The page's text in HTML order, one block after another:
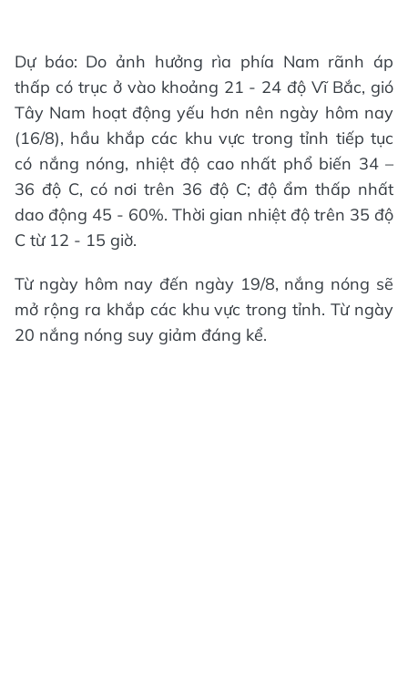
Dự báo: Do ảnh hưởng rìa phía Nam rãnh áp
thấp có trục ở vào khoảng 21 - 24 độ Vĩ Bắc, gió
Tây Nam hoạt động yếu hơn nên ngày hôm nay
(16/8), hầu khắp các khu vực trong tỉnh tiếp tục
có nắng nóng, nhiệt độ cao nhất phổ biến 34 –
36 độ C, có nơi trên 36 độ C; độ ẩm thấp nhất
dao động 45 - 60%. Thời gian nhiệt độ trên 35 độ
C từ 12 - 15 giờ.
Từ ngày hôm nay đến ngày 19/8, nắng nóng sẽ
mở rộng ra khắp các khu vực trong tỉnh. Từ ngày
20 nắng nóng suy giảm đáng kể.